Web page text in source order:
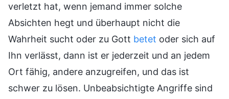
verletzt hat, wenn jemand immer solche
Absichten hegt und überhaupt nicht die
Wahrheit sucht oder zu Gott betet oder sich auf
Ihn verlässt, dann ist er jederzeit und an jedem
Ort fähig, andere anzugreifen, und das ist
schwer zu lösen. Unbeabsichtigte Angriffe sind